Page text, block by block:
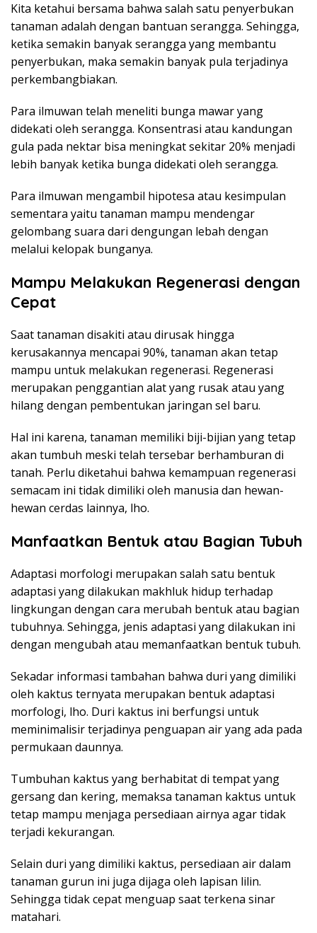
Kita ketahui bersama bahwa salah satu penyerbukan
tanaman adalah dengan bantuan serangga. Sehingga,
ketika semakin banyak serangga yang membantu
penyerbukan, maka semakin banyak pula terjadinya
perkembangbiakan.
Para ilmuwan telah meneliti bunga mawar yang
didekati oleh serangga. Konsentrasi atau kandungan
gula pada nektar bisa meningkat sekitar 20% menjadi
lebih banyak ketika bunga didekati oleh serangga.
Para ilmuwan mengambil hipotesa atau kesimpulan
sementara yaitu tanaman mampu mendengar
gelombang suara dari dengungan lebah dengan
melalui kelopak bunganya.
Mampu Melakukan Regenerasi dengan
Cepat
Saat tanaman disakiti atau dirusak hingga
kerusakannya mencapai 90%, tanaman akan tetap
mampu untuk melakukan regenerasi. Regenerasi
merupakan penggantian alat yang rusak atau yang
hilang dengan pembentukan jaringan sel baru.
Hal ini karena, tanaman memiliki biji-bijian yang tetap
akan tumbuh meski telah tersebar berhamburan di
tanah. Perlu diketahui bahwa kemampuan regenerasi
semacam ini tidak dimiliki oleh manusia dan hewan-
hewan cerdas lainnya, lho.
Manfaatkan Bentuk atau Bagian Tubuh
Adaptasi morfologi merupakan salah satu bentuk
adaptasi yang dilakukan makhluk hidup terhadap
lingkungan dengan cara merubah bentuk atau bagian
tubuhnya. Sehingga, jenis adaptasi yang dilakukan ini
dengan mengubah atau memanfaatkan bentuk tubuh.
Sekadar informasi tambahan bahwa duri yang dimiliki
oleh kaktus ternyata merupakan bentuk adaptasi
morfologi, lho. Duri kaktus ini berfungsi untuk
meminimalisir terjadinya penguapan air yang ada pada
permukaan daunnya.
Tumbuhan kaktus yang berhabitat di tempat yang
gersang dan kering, memaksa tanaman kaktus untuk
tetap mampu menjaga persediaan airnya agar tidak
terjadi kekurangan.
Selain duri yang dimiliki kaktus, persediaan air dalam
tanaman gurun ini juga dijaga oleh lapisan lilin.
Sehingga tidak cepat menguap saat terkena sinar
matahari.